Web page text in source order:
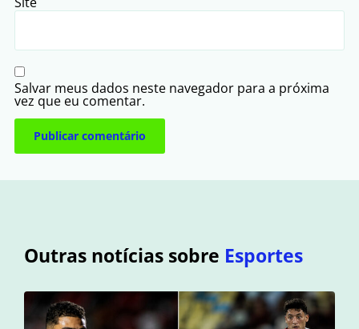
Salvar meus dados neste navegador para a próxima
vez que eu comentar.
Outras notícias sobre Esportes